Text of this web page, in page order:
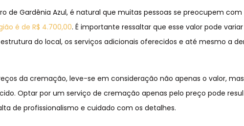
de Gardênia Azul, é natural que muitas pessoas se preocupem
é de R$ 4.700,00. É importante ressaltar que esse valor pode
do local, os serviços adicionais oferecidos e até mesmo a
da cremação, leve-se em consideração não apenas o valor, mas
Optar por um serviço de cremação apenas pelo preço pode
de profissionalismo e cuidado com os detalhes.